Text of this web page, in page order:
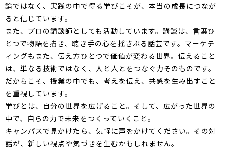
論ではなく、実践の中で得る学びこそが、本当の成長につなが
ると信じています。
また、プロの講談師としても活動しています。講談は、言葉ひ
とつで物語を描き、聴き手の心を揺さぶる話芸です。マーケテ
ィングもまた、伝え方ひとつで価値が変わる世界。伝えること
は、単なる技術ではなく、人と人とをつなぐ力そのものです。
だからこそ、授業の中でも、考えを伝え、共感を生み出すこと
を重視しています。
学びとは、自分の世界を広げること。そして、広がった世界の
中で、自らの力で未来をつくっていくこと。
キャンパスで見かけたら、気軽に声をかけてください。その対
話が、新しい視点や気づきを生むかもしれません。